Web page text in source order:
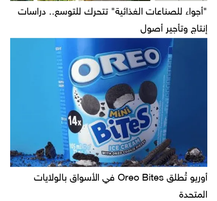
"أجواء للصناعات الغذائية" تتحرك للتوسع.. دراسات
إنتاج وتأجير أصول
أوريو تُطلق Oreo Bites في الأسواق بالولايات
المتحدة